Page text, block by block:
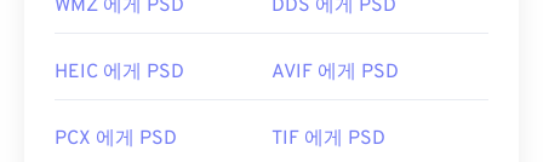
축할 수 있는 파일 형식으로 변환되는 경우가 많습니
손실 압축을제공하는 PNG로 변환됩니다.
WMZ 에게 PSD DDS 에게 PSD
HEIC 에게 PSD AVIF 에게 PSD
PCX 에게 PSD TIF 에게 PSD